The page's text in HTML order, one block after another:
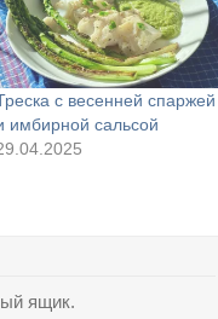
с весенней спаржей
имбирной сальсой
ящик.